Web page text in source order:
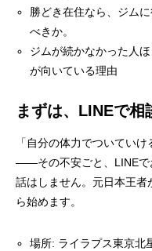
勝どき在住なら、ジム
べきか。
ジムが続かなかった人
が向いている理由
まずは、LINEで
「自分の体力でついてい
——その不安ごと、LINEで
話はしません。元日本王
ら始めます。
場所: ライラプス東京北